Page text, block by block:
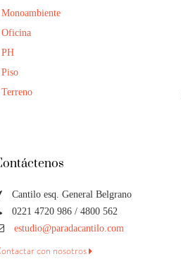
Monoambiente
Oficina
PH
Piso
Terreno
Cantilo esq. General Belgrano
0221 4720 986 / 4800 562
estudio@paradacantilo.com
con nosotros